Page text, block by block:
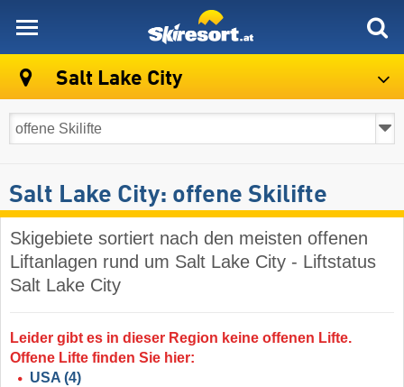
Salt Lake City
Salt Lake City: offene Skilifte
Skigebiete sortiert nach den meisten offenen
Liftanlagen rund um Salt Lake City - Liftstatus
Salt Lake City
Leider gibt es in dieser Region keine offenen Lifte.
Offene Lifte finden Sie hier:
USA (4)